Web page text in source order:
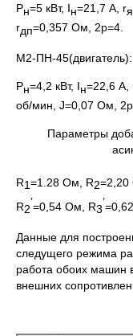
Рн=5 кВт, Iн=21,7 А, rя
rдп=0,357 Ом, 2р=4.
М2-ПН-45(двигатель):
Рн=4,2 кВт, Iн=22,6 А,
об/мин, J=0,07 Ом,
Параметры
R1=1.28 Ом, R2
R2
’=0,54 Ом, R3
’
Данные для
следущего режима
работа обоих машин
внешних